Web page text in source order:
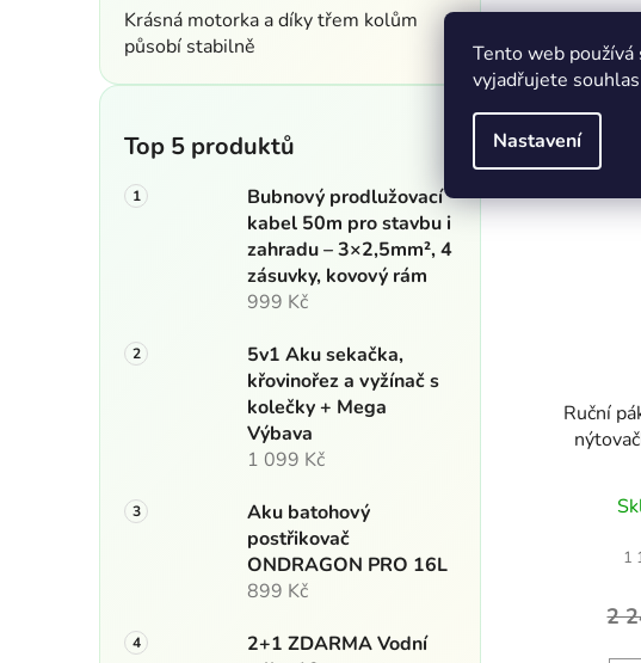
Tento web
vyjadřujete
Nastavení
Krásná motorka a díky třem kolům
působí stabilně
Top 5 produktů
Bubnový prodlužovací
kabel 50m pro stavbu i
zahradu – 3×2,5mm², 4
zásuvky, kovový rám
999 Kč
5v1 Aku sekačka,
křovinořez a vyžínač s
kolečky + Mega
Výbava
1 099 Kč
Aku batohový
postřikovač
ONDRAGON PRO 16L
899 Kč
2+1 ZDARMA Vodní
VÍCE ZA MÉNĚ
Ruční
1
2